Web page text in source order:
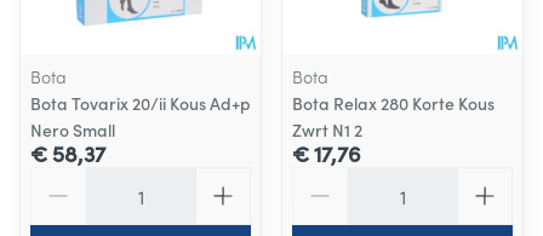
Bota
Bota Tovarix 20/ii Kous Ad+p
Nero Small
€ 58,37
Bota
Bota Relax 280 Korte Kous
Zwrt N1 2
€ 17,76